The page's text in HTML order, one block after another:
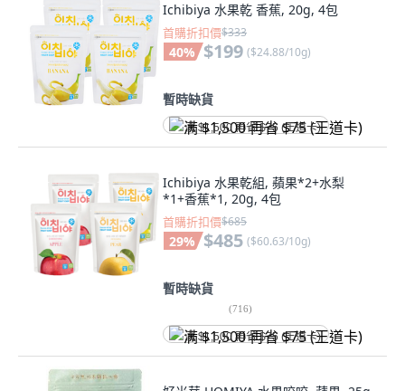
Ichibiya 水果乾 香蕉, 20g, 4包
首購折扣價$333
40% $199 ($24.88/10g)
暫時缺貨
满 $1,500 再省 $75 (王道卡)
Ichibiya 水果乾組, 蘋果*2+水梨
*1+香蕉*1, 20g, 4包
首購折扣價$685
29% $485 ($60.63/10g)
暫時缺貨
(716)
满 $1,500 再省 $75 (王道卡)